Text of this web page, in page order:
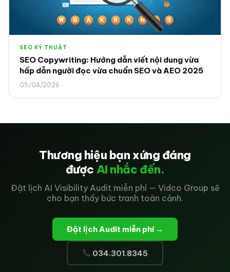
SEO KỸ THUẬT
SEO Copywriting: Hướng dẫn viết nội dung vừa
hấp dẫn người đọc vừa chuẩn SEO và AEO 2025
05/04/2026
Thương hiệu bạn xứng đáng
được AI nhắc đến.
Đặt lịch AI Visibility Audit miễn phí — Vidco Group sẽ
cho bạn thấy bức tranh toàn cảnh.
Đặt lịch Audit miễn phí →
034.301.8345